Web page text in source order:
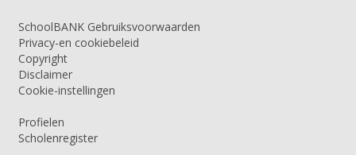
SchoolBANK Gebruiksvoorwaarden
Privacy-en cookiebeleid
Copyright
Disclaimer
Cookie-instellingen
Profielen
Scholenregister